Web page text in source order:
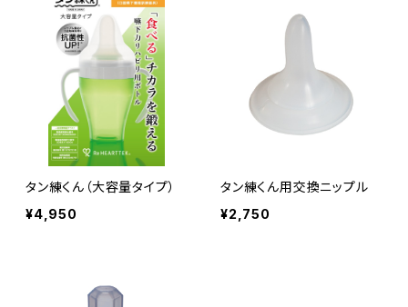
タン練くん（大容量タイプ）
¥4,950
タン練くん用交換ニップル
¥2,750